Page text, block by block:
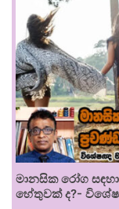
මානසික රෝග
හේතුවක් ද?-